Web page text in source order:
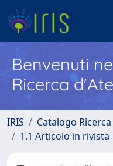
Benvenuti
Ricerca
IRIS Catalogo Ricerca
1.1 Articolo in rivista